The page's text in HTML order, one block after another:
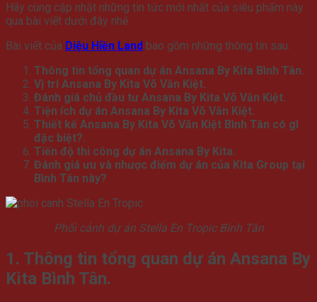
Hãy cùng cập nhật những tin tức mới nhất của siêu phẩm này
qua bài viết dưới đây nhé.
Bài viết của Diệu Hiền Land bao gồm những thông tin sau:
Thông tin tổng quan dự án Ansana By Kita Bình Tân.
Vị trí Ansana By Kita Võ Văn Kiệt.
Đánh giá chủ đầu tư Ansana By Kita Võ Văn Kiệt.
Tiện ích dự án Ansana By Kita Võ Văn Kiệt.
Thiết kế Ansana By Kita Võ Văn Kiệt Bình Tân có gì
đặc biệt?.
Tiến độ thi công dự án Ansana By Kita.
Đánh giá ưu và nhược điểm dự án của Kita Group tại
Bình Tân này?
Phối cảnh dự án Stella En Tropic Bình Tân
1. Thông tin tổng quan dự án Ansana By
Kita Bình Tân.